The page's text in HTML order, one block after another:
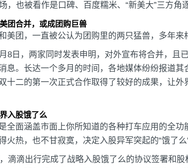
，也被看作是口碑、百度糯米、“新美大”三方角
团合并，或成团购巨兽
美团，一直被公认为团购里的两只猛兽，多年来
8日，两家同时发表申明，对外宣布将合并，且
息。长达一个多月的时间，各地媒体纷纷报道
十二的第一次正式合作取得了较好的成果，让
入股饿了么
全面涵盖市面上你所知道的各种打车应用的全
火热，也不甘寂寞，决定入股异军突起的“饿了么“
滴滴出行完成了战略入股饿了么的协议签署和